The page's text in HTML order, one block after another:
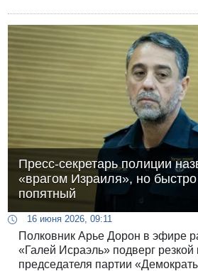
Пресс-секретарь полиции
«врагом Израиля», но
попятный
16 июня 2026, 09:11
Полковник Арье Дорон в эфире
«Галей Исраэль» подверг резкой
председателя партии